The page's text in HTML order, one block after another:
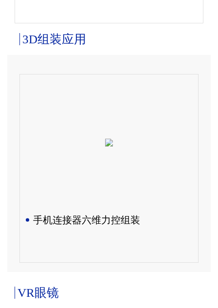
3D组装应用
手机连接器六维力控组装
VR眼镜